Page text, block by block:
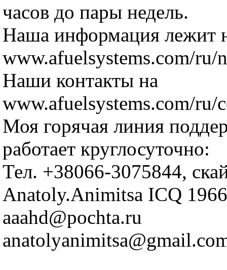
часов до пары недель.
Наша информация лежит
www.afuelsystems.com/ru/
Наши контакты на
www.afuelsystems.com/ru/
Моя горячая линия
работает круглосуточно:
Тел. +38066-3075844,
Anatoly.Animitsa ICQ
aaahd@pochta.ru